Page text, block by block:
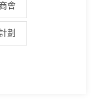
會
劃